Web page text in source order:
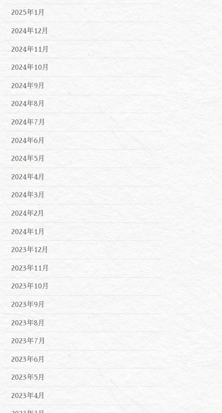
2025年1月
2024年12月
2024年11月
2024年10月
2024年9月
2024年8月
2024年7月
2024年6月
2024年5月
2024年4月
2024年3月
2024年2月
2024年1月
2023年12月
2023年11月
2023年10月
2023年9月
2023年8月
2023年7月
2023年6月
2023年5月
2023年4月